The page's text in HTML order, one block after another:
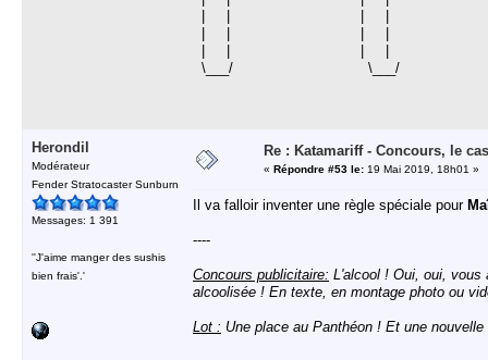
\___/ \___/
Herondil
Modérateur
Fender Stratocaster Sunburn
Messages: 1 391
''J'aime manger des sushis
bien frais'.'
Re : Katamariff - Concours, le
« Répondre #53 le: 19 Mai 2019, 18h01 »
Il va falloir inventer une règle spéciale pour
----
Concours publicitaire: L'alcool ! Oui, oui, vous
alcoolisée ! En texte, en montage photo ou
Lot : Une place au Panthéon ! Et une